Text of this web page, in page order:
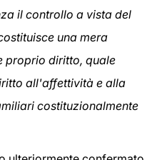
il controllo a vista del
una mera
proprio diritto, quale
all'affettività e alla
costituzionalmente